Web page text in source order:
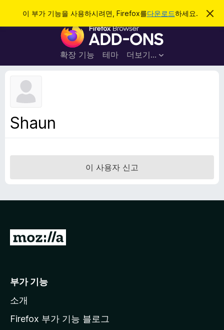
이 부가 기능을 사용하시려면, Firefox를다운로드하세요.
이
림
F
r
e
가
확장 기능 테마 더보기…
로그인
Shaun
이 사용자 신고
M
l
a
부가 기능
소개
Firefox 부가 기능 블로그